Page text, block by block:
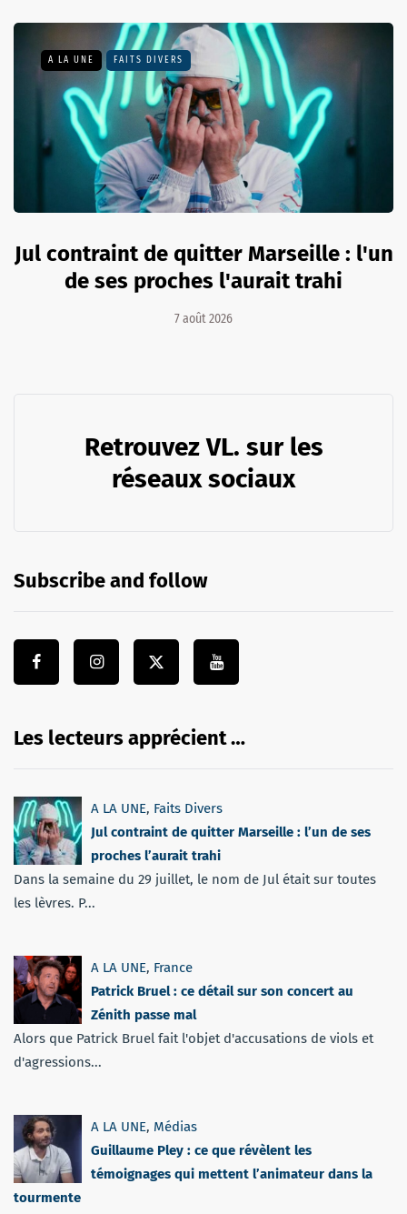
A LA UNE FAITS DIVERS
Jul contraint de quitter Marseille : l'un
de ses proches l'aurait trahi
7 août 2026
Retrouvez VL. sur les
réseaux sociaux
Subscribe and follow
Les lecteurs apprécient …
A LA UNE, Faits Divers
Jul contraint de quitter Marseille : l’un de ses
proches l’aurait trahi
Dans la semaine du 29 juillet, le nom de Jul était sur toutes
les lèvres. P...
A LA UNE, France
Patrick Bruel : ce détail sur son concert au
Zénith passe mal
Alors que Patrick Bruel fait l'objet d'accusations de viols et
d'agressions...
A LA UNE, Médias
Guillaume Pley : ce que révèlent les
témoignages qui mettent l’animateur dans la
tourmente